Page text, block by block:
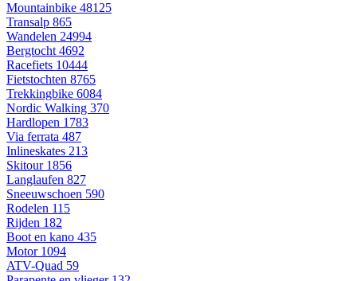
Mountainbike 48125
Transalp 865
Wandelen 24994
Bergtocht 4692
Racefiets 10444
Fietstochten 8765
Trekkingbike 6084
Nordic Walking 370
Hardlopen 1783
Via ferrata 487
Inlineskates 213
Skitour 1856
Langlaufen 827
Sneeuwschoen 590
Rodelen 115
Rijden 182
Boot en kano 435
Motor 1094
ATV-Quad 59